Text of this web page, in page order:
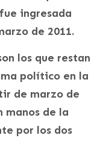
ingresada
de 2011.
los que restan
político en la
de marzo de
manos de la
por los dos